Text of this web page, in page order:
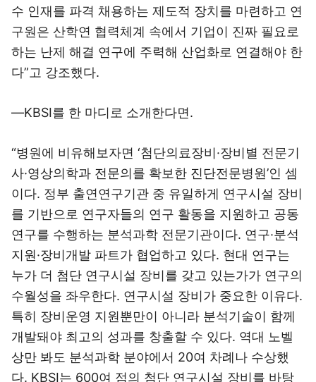
수 인재를 파격 채용하는 제도적 장치를 마련하고 연
구원은 산학연 협력체계 속에서 기업이 진짜 필요로
하는 난제 해결 연구에 주력해 산업화로 연결해야 한
다”고 강조했다.
―KBSI를 한 마디로 소개한다면.
“병원에 비유해보자면 ‘첨단의료장비·장비별 전문기
사·영상의학과 전문의를 확보한 진단전문병원’인 셈
이다. 정부 출연연구기관 중 유일하게 연구시설 장비
를 기반으로 연구자들의 연구 활동을 지원하고 공동
연구를 수행하는 분석과학 전문기관이다. 연구·분석
지원·장비개발 파트가 협업하고 있다. 현대 연구는
누가 더 첨단 연구시설 장비를 갖고 있는가가 연구의
수월성을 좌우한다. 연구시설 장비가 중요한 이유다.
특히 장비운영 지원뿐만이 아니라 분석기술이 함께
개발돼야 최고의 성과를 창출할 수 있다. 역대 노벨
상만 봐도 분석과학 분야에서 20여 차례나 수상했
다. KBSI는 600여 점의 첨단 연구시설 장비를 바탕